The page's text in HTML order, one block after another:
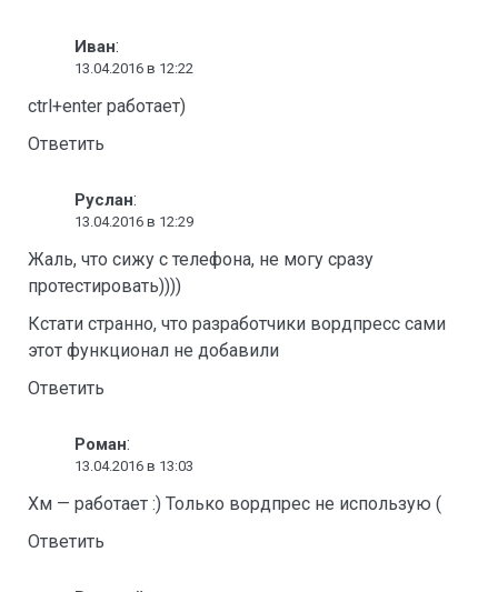
Иван:
13.04.2016 в 12:22
ctrl+enter работает)
Ответить
Руслан:
13.04.2016 в 12:29
Жаль, что сижу с телефона, не могу сразу
протестировать))))
Кстати странно, что разработчики вордпресс сами
этот функционал не добавили
Ответить
Роман:
13.04.2016 в 13:03
Хм — работает :) Только вордпрес не использую (
Ответить